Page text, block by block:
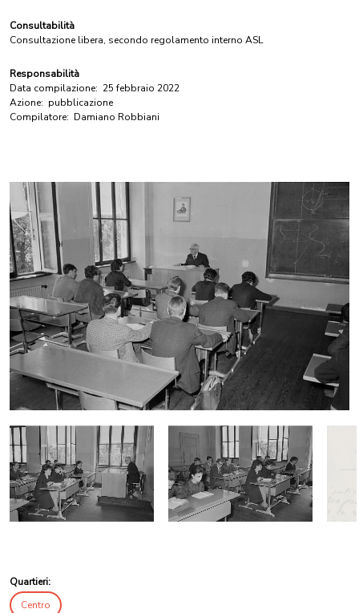
Consultabilità
Consultazione libera, secondo regolamento interno ASL
Responsabilità
Data compilazione: 25 febbraio 2022
Azione: pubblicazione
Compilatore: Damiano Robbiani
Quartieri:
Centro